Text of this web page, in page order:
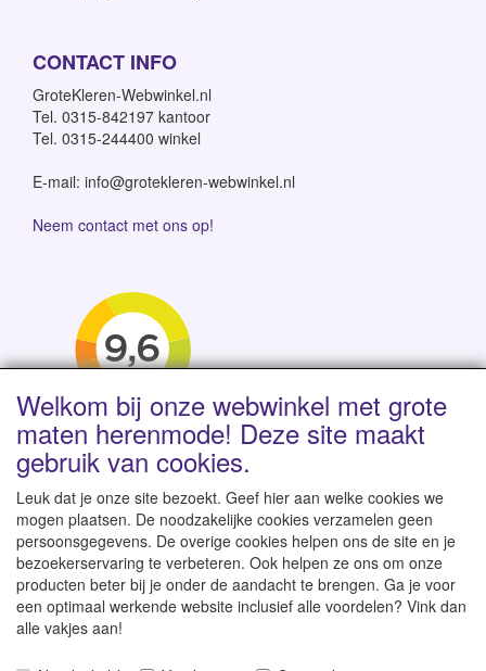
CONTACT INFO
GroteKleren-Webwinkel.nl
Tel. 0315-842197 kantoor
Tel. 0315-244400 winkel
E-mail: info@grotekleren-webwinkel.nl
Neem contact met ons op!
Levertijd 1-2 werkdagen | Vanaf € 95 gratis verzending
binnen NL | Direct leverbaar uit eigen voorraad
Welkom bij onze webwinkel met grote
maten herenmode! Deze site maakt
gebruik van cookies.
Leuk dat je onze site bezoekt. Geef hier aan welke cookies we
mogen plaatsen. De noodzakelijke cookies verzamelen geen
persoonsgegevens. De overige cookies helpen ons de site en je
bezoekerservaring te verbeteren. Ook helpen ze ons om onze
producten beter bij je onder de aandacht te brengen. Ga je voor
een optimaal werkende website inclusief alle voordelen? Vink dan
alle vakjes aan!